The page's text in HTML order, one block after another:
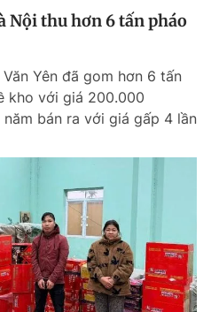
Nội thu hơn 6 tấn pháo
Yên đã gom hơn 6 tấn
kho với giá 200.000
bán ra với giá gấp 4 lần